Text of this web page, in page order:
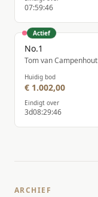
07:59:46
Actief
No.1
Tom van Campenhout
Huidig bod
€ 1.002,00
Eindigt over
3d08:29:46
ARCHIEF